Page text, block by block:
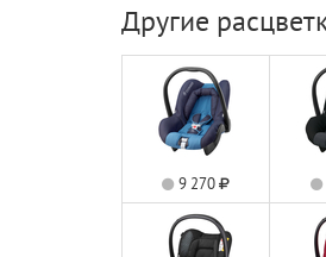
Другие
9 270